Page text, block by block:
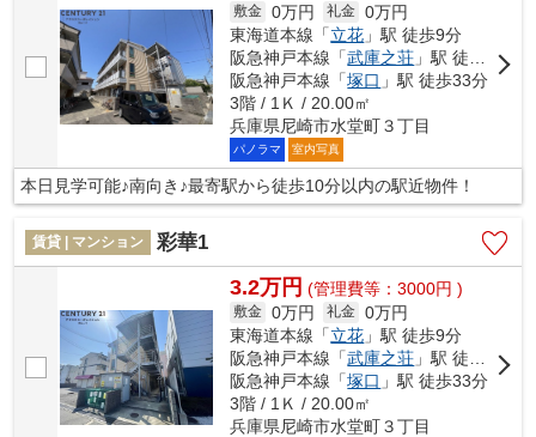
敷金 0万円 礼金 0万円
東海道本線「立花 」駅 徒歩9分
阪急神戸本線「武庫之荘 」駅 徒歩18分
阪急神戸本線「塚口 」駅 徒歩33分
3階 / 1Ｋ / 20.00㎡
兵庫県尼崎市水堂町３丁目
パノラマ 室内写真
本日見学可能♪南向き♪最寄駅から徒歩10分以内の駅近物件！
賃貸 | マンション 彩華1
3.2万円 (管理費等：3000円 )
敷金 0万円 礼金 0万円
東海道本線「立花 」駅 徒歩9分
阪急神戸本線「武庫之荘 」駅 徒歩18分
阪急神戸本線「塚口 」駅 徒歩33分
3階 / 1Ｋ / 20.00㎡
兵庫県尼崎市水堂町３丁目